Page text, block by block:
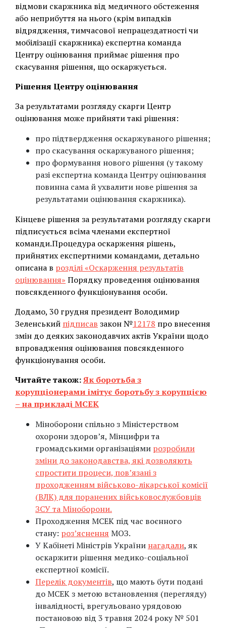
відмови скаржника від медичного обстеження
або неприбуття на нього (крім випадків
відрядження, тимчасової непрацездатності чи
мобілізації скаржника) експертна команда
Центру оцінювання приймає рішення про
скасування рішення, що оскаржується.
Рішення Центру оцінювання
За результатами розгляду скарги Центр
оцінювання може прийняти такі рішення:
про підтвердження оскаржуваного рішення;
про скасування оскаржуваного рішення;
про формування нового рішення (у такому
разі експертна команда Центру оцінювання
повинна сама й ухвалити нове рішення за
результатами оцінювання скаржника).
Кінцеве рішення за результатами розгляду скарги
підписується всіма членами експертної
команди.Процедура оскарження рішень,
прийнятих експертними командами, детально
описана в розділі «Оскарження результатів
оцінювання» Порядку проведення оцінювання
повсякденного функціонування особи.
Додамо, 30 грудня президент Володимир
Зеленський підписав закон №12178 про внесення
змін до деяких законодавчих актів України щодо
впровадження оцінювання повсякденного
функціонування особи.
Читайте також:Як боротьба з
корупціонерами імітує боротьбу з корупцією
– на прикладі МСЕК
Міноборони спільно з Міністерством
охорони здоров’я, Мінцифри та
громадськими організаціями розробили
зміни до законодавства, які дозволяють
спростити процеси, пов’язані з
проходженням військово-лікарської комісії
(ВЛК) для поранених військовослужбовців
ЗСУ та Міноборони.
Проходження МСЕК під час воєнного
стану: роз’яснення МОЗ.
У Кабінеті Міністрів України нагадали, як
оскаржити рішення медико-соціальної
експертної комісії.
Перелік документів, що мають бути подані
до МСЕК з метою встановлення (перегляду)
інвалідності, врегульовано урядовою
постановою від 3 травня 2024 року № 501